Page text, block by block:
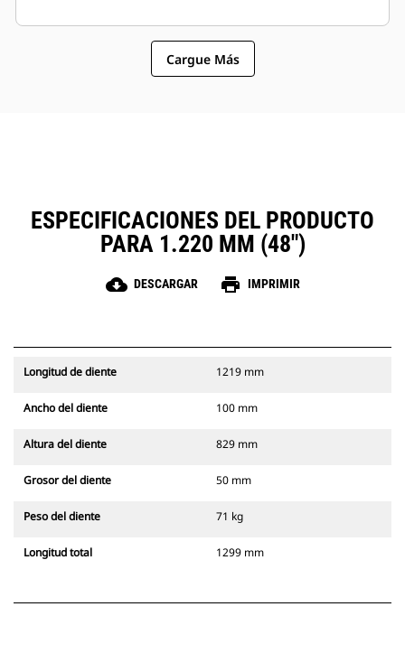
Cargue Más
ESPECIFICACIONES DEL PRODUCTO
PARA 1.220 MM (48")
cloud_download DESCARGAR print IMPRIMIR
Longitud de diente 1219 mm
Ancho del diente 100 mm
Altura del diente 829 mm
Grosor del diente 50 mm
Peso del diente 71 kg
Longitud total 1299 mm